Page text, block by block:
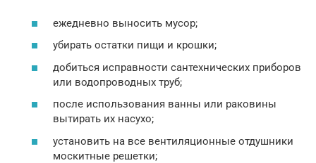
ежедневно выносить мусор;
убирать остатки пищи и крошки;
добиться исправности сантехнических приборов
или водопроводных труб;
после использования ванны или раковины
вытирать их насухо;
установить на все вентиляционные отдушники
москитные решетки;